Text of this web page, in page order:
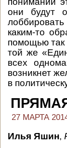
они будут
каким-то
помощью
той же
всех
возникнет
в
27 МАРТА
Илья Яшин,